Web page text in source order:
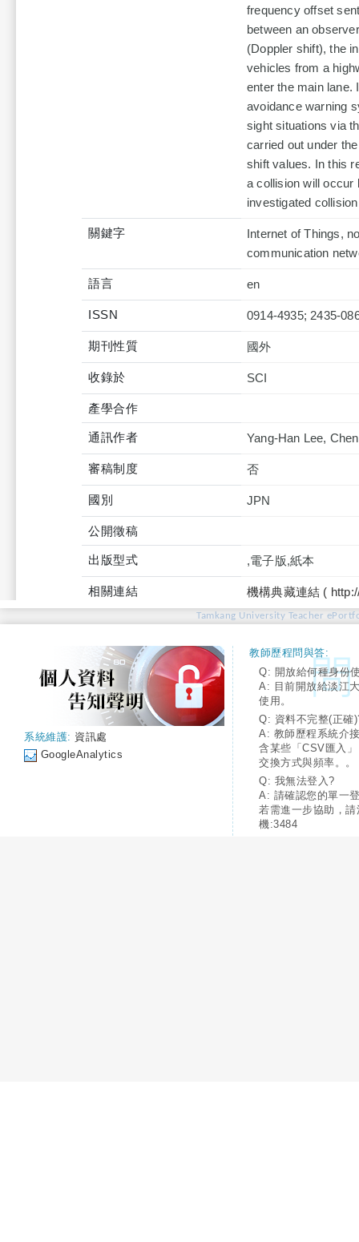
frequency offset
between an
(Doppler shift), the
vehicles from a
enter the main lane.
avoidance warning
sight situations via
carried out under
shift values. In this
a collision will occur
investigated
關鍵字
Internet of Things,
communication
語言 en
ISSN 0914-4935; 2435-
期刊性質 國外
收錄於
產學合作
通訊作者 Yang-Han Lee,
審稿制度 否
國別 JPN
公開徵稿
出版型式 ,電子版,紙本
相關連結 機構典藏連結 (
Tamkang University Teacher
系統維護: 資訊處
GoogleAnalytics
教師歷程問與答:
Q: 開放給何種身份
A: 目前開放給淡江
使用。
Q: 資料不完整(正確
A: 教師歷程系統介
含某些「CSV匯入
交換方式與頻率。。
Q: 我無法登入?
A: 請確認您的單一
若需進一步協助，
機:3484